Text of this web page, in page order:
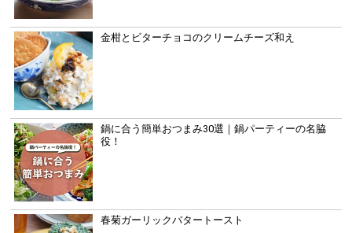
金柑とビターチョコのクリームチーズ和え
鍋に合う簡単おつまみ30選｜鍋パーティーの名脇
役！
春菊ガーリックバタートースト